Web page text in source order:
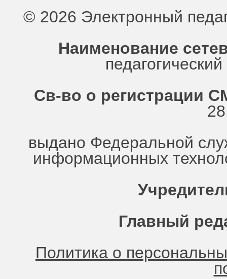
© 2026 Электронный
Наименование
Св-во о регистрации
выдано Федеральной
информационных
Главный
Политика о